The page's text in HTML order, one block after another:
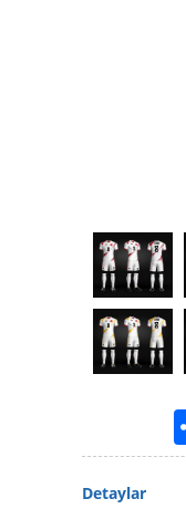
Detaylar